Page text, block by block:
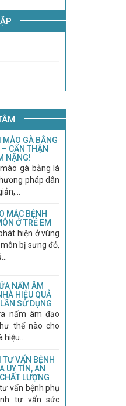
MÀO GÀ BẰNG
– CẨN THẬN
NẶNG!
gà bằng lá
pháp dân
MẮC BỆNH
Ở TRẺ EM
hiện ở vùng
bị sưng đỏ,
NẤM ÂM
HIỆU QUẢ
SỬ DỤNG
nấm âm đạo
thế nào cho
hiệu...
TƯ VẤN BỆNH
UY TÍN, AN
LƯỢNG
vấn bệnh phụ
tư vấn sức